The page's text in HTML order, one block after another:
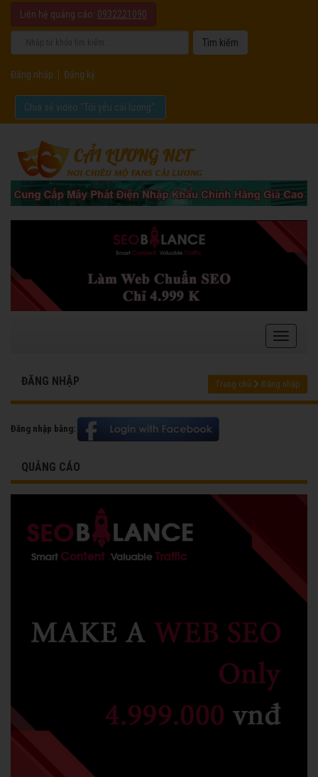
Liên hệ quảng cáo: 0932221090
Đăng nhập Đăng ký
Chia sẻ video "Tôi yêu cải lương".
ĐĂNG NHẬP Trang chủ Đăng nhập
Đăng nhập bằng:
QUẢNG CÁO